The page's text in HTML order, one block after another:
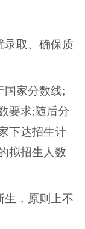
取、确保质
家分数线;
要求;随后分
下达招生计
拟招生人数
，原则上不